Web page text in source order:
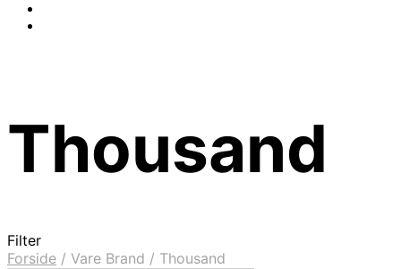
Thousand
Filter
Forside / Vare Brand / Thousand